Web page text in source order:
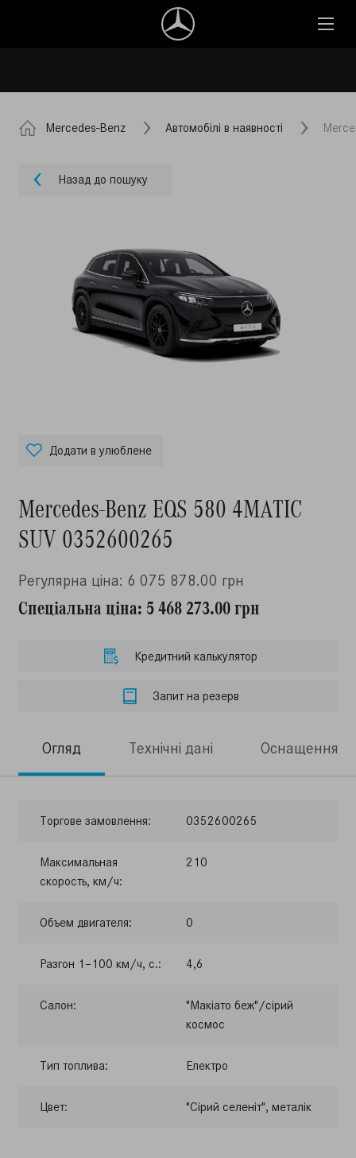
Mercedes-Benz Автомобілі в наявності
Назад до пошуку
Додати в улюблене
Mercedes-Benz EQS 580 4MATIC
SUV 0352600265
Регулярна ціна: 6 075 878.00 грн
Спеціальна ціна: 5 468 273.00 грн
Кредитний калькулятор
Запит на резерв
Огляд Технічні дані Оснащення
Торгове замовлення: 0352600265
Максимальная
скорость, км/ч:
210
Объем двигателя: 0
Разгон 1–100 км/ч, с.: 4,6
Салон:
"Макіато беж"/сірий
космос
Тип топлива: Електро
Цвет: "Сірий селеніт", металік